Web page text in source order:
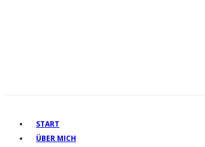
START
ÜBER MICH